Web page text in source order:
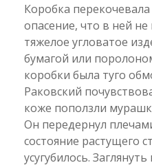
Коробка
опасение, что в ней
тяжелое угловатое
бумагой или
коробки была туго
Раковский
коже поползли
Он передернул
состояние растущего
усугубилось.